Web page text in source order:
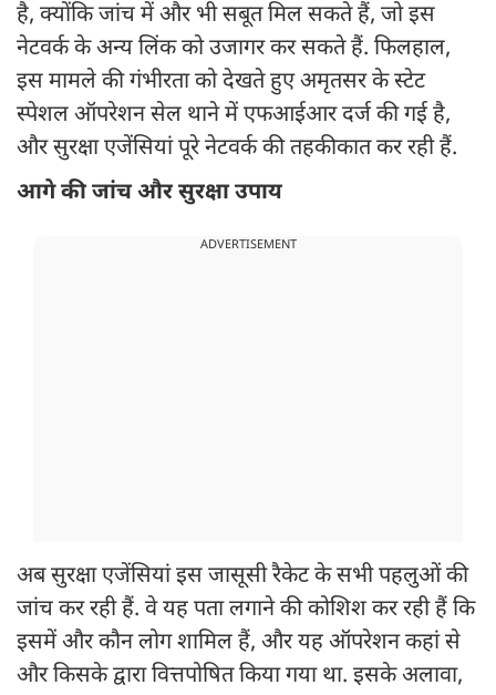
है, क्योंकि जांच में और भी सबूत मिल सकते हैं, जो इस
नेटवर्क के अन्य लिंक को उजागर कर सकते हैं. फिलहाल,
इस मामले की गंभीरता को देखते हुए अमृतसर के स्टेट
स्पेशल ऑपरेशन सेल थाने में एफआईआर दर्ज की गई है,
और सुरक्षा एजेंसियां पूरे नेटवर्क की तहकीकात कर रही हैं.
आगे की जांच और सुरक्षा उपाय
ADVERTISEMENT
अब सुरक्षा एजेंसियां इस जासूसी रैकेट के सभी पहलुओं की
जांच कर रही हैं. वे यह पता लगाने की कोशिश कर रही हैं कि
इसमें और कौन लोग शामिल हैं, और यह ऑपरेशन कहां से
और किसके द्वारा वित्तपोषित किया गया था. इसके अलावा,